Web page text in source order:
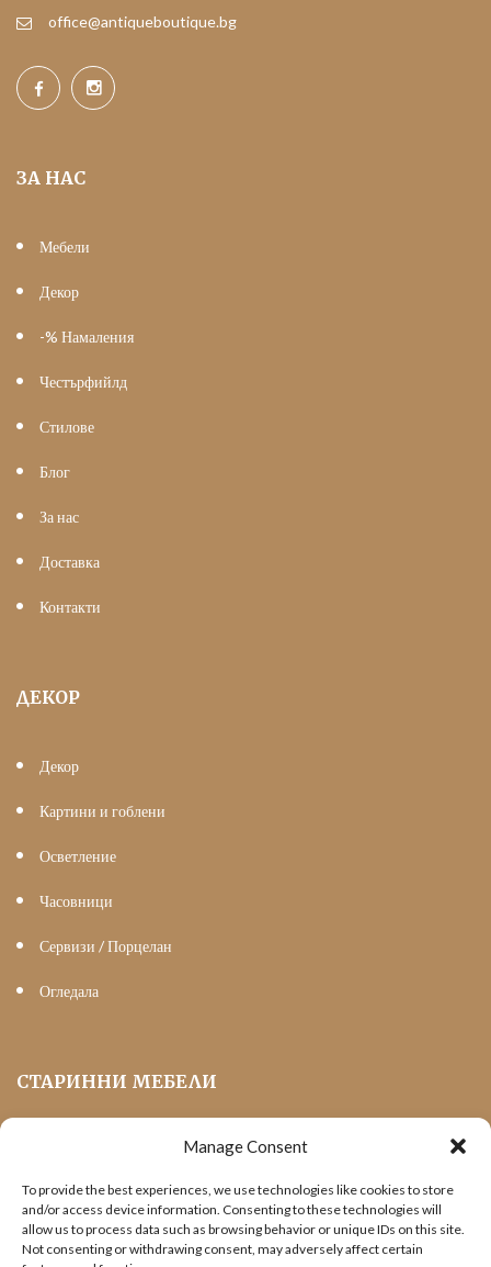
Manage Consent
To provide the best experiences, we use technologies like cookies to store
and/or access device information. Consenting to these technologies will
allow us to process data such as browsing behavior or unique IDs on this site.
Not consenting or withdrawing consent, may adversely affect certain
office@antiqueboutique.bg
ЗА НАС
Мебели
Декор
-% Намаления
Честърфийлд
Стилове
Блог
За нас
Доставка
Контакти
ДЕКОР
Декор
Картини и гоблени
Осветление
Часовници
Сервизи / Порцелан
Огледала
СТАРИННИ МЕБЕЛИ
Трапезни маси и столове
Шкафове и витрини